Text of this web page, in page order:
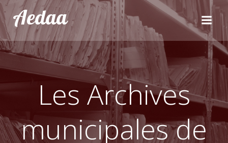
Aller
au
contenu
Aedaa
Les Archives
municipales de